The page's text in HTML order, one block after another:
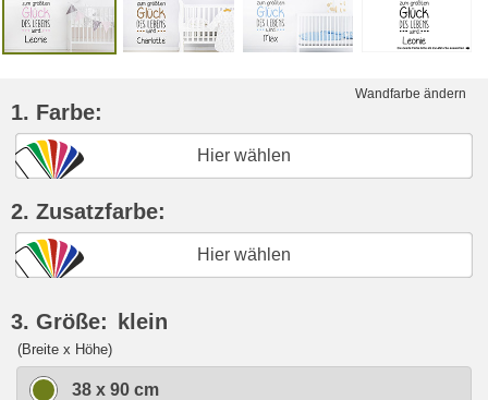
Wandfarbe ändern
1. Farbe:
Hier wählen
2. Zusatzfarbe:
Hier wählen
3. Größe: klein
(Breite x Höhe)
38 x 90 cm